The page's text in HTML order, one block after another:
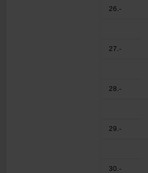
26.-
27.-
28.-
29.-
30.-